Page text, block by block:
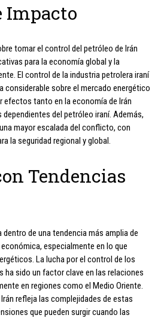
Impacto
tomar el control del petróleo de Irán
para la economía global y la
El control de la industria petrolera iraní
considerable sobre el mercado energético
efectos tanto en la economía de Irán
del petróleo iraní. Además,
mayor escalada del conflicto, con
la seguridad regional y global.
Tendencias
de una tendencia más amplia de
especialmente en lo que
La lucha por el control de los
ha sido un factor clave en las relaciones
en regiones como el Medio Oriente.
refleja las complejidades de estas
que pueden surgir cuando las